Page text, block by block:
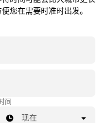
您在需要时准时出发。
间
现在